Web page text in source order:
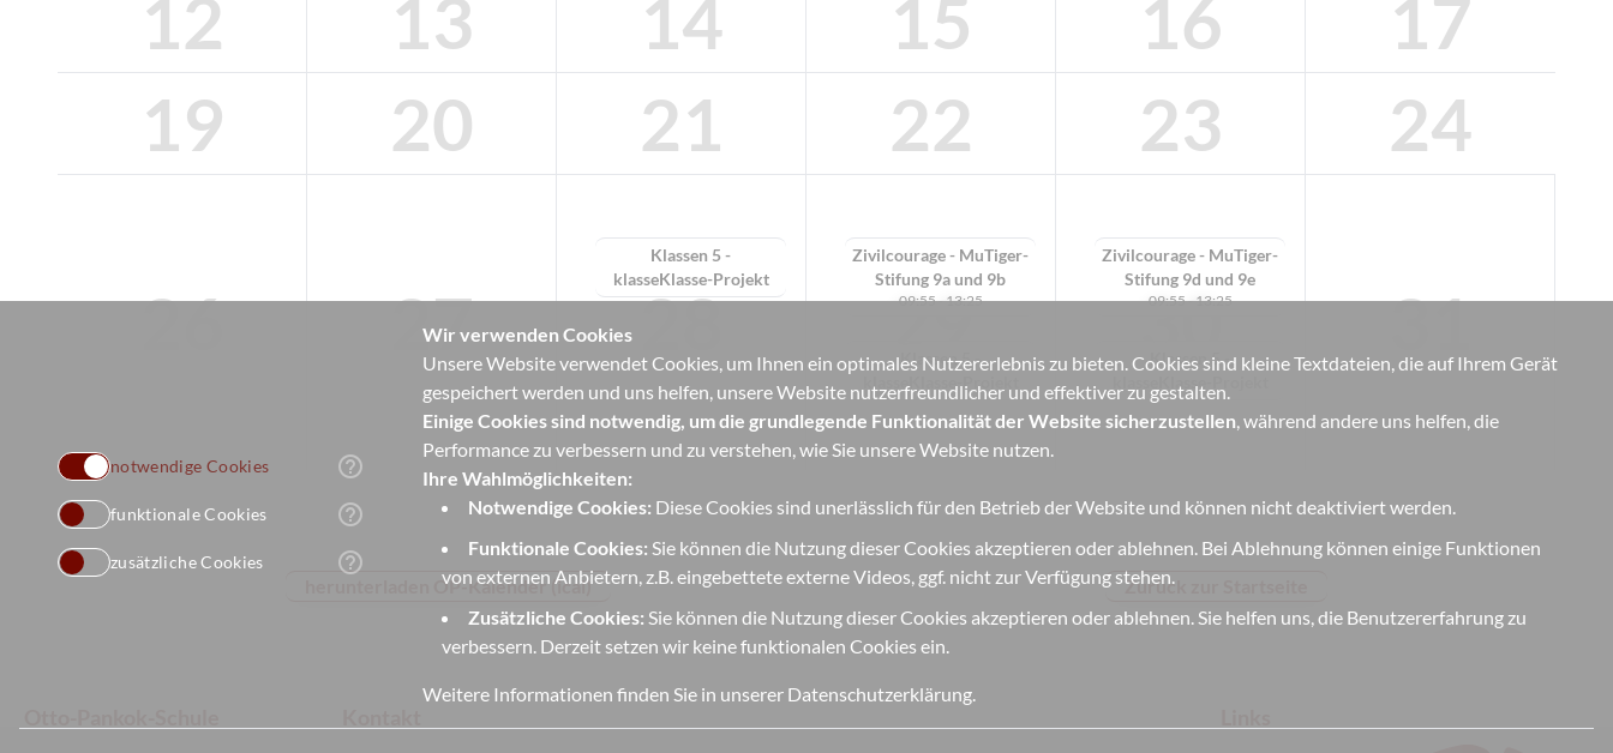
notwendige Cookies help_outline
funktionale Cookies help_outline
zusätzliche Cookies help_outline
Wir verwenden Cookies
Unsere Website verwendet Cookies, um Ihnen ein optimales Nutzererlebnis zu bieten. Cookies sind kleine Textdateien, die auf Ihrem Gerät
gespeichert werden und uns helfen, unsere Website nutzerfreundlicher und effektiver zu gestalten.
Einige Cookies sind notwendig, um die grundlegende Funktionalität der Website sicherzustellen, während andere uns helfen, die
Performance zu verbessern und zu verstehen, wie Sie unsere Website nutzen.
Ihre Wahlmöglichkeiten:
Notwendige Cookies: Diese Cookies sind unerlässlich für den Betrieb der Website und können nicht deaktiviert werden.
Funktionale Cookies: Sie können die Nutzung dieser Cookies akzeptieren oder ablehnen. Bei Ablehnung können einige Funktionen
von externen Anbietern, z.B. eingebettete externe Videos, ggf. nicht zur Verfügung stehen.
Zusätzliche Cookies: Sie können die Nutzung dieser Cookies akzeptieren oder ablehnen. Sie helfen uns, die Benutzererfahrung zu
verbessern. Derzeit setzen wir keine funktionalen Cookies ein.
Weitere Informationen finden Sie in unserer Datenschutzerklärung.
12
13 14 15 16
17
19
20 21 22 23 24
26 27 28
Klassen 5 -
klasseKlasse-Projekt
29
Zivilcourage - MuTiger-
Stifung 9a und 9b
09:55 - 13:25
Klassen 5 -
klasseKlasse-Projekt
30
Zivilcourage - MuTiger-
Stifung 9d und 9e
09:55 - 13:25
Klassen 5 -
klasseKlasse-Projekt
31
herunterladen OP-Kalender (ical) Zurück zur Startseite